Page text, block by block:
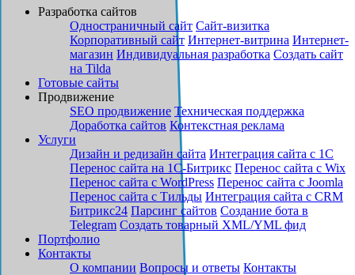
Разработка сайтов
Одностраничный сайт Cайт-визитка
Корпоративный сайт Интернет-витрина Интернет-
магазин Индивидуальная разработка Создать сайт
на Tilda
Готовые сайты
Продвижение
SEO продвижение Техническая поддержка
Доработка сайтов Контекстная реклама
Услуги
Дизайн и редизайн сайта Интеграция сайта с 1С
Перенос сайта на 1С-Битрикс Перенос сайта с Wix
Перенос сайта с WordPress Перенос сайта с Joomla
Перенос сайта с Тильды Интеграция сайта с CRM
Битрикс24 Парсинг сайтов Создание бота в
Telegram Создать товарный XML/YML фид
Портфолио
Контакты
О компании Вопросы и ответы Контакты